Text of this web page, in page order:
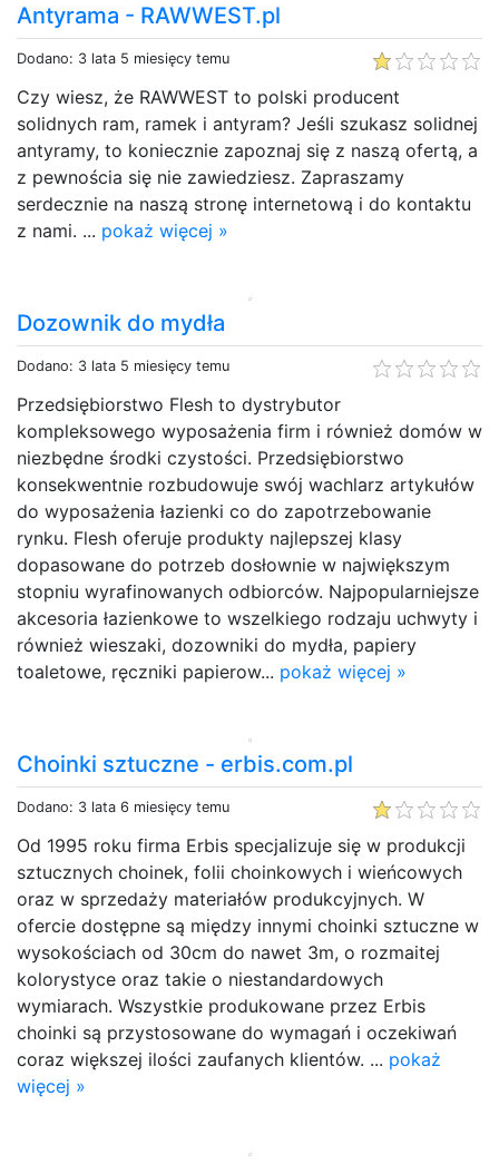
Antyrama - RAWWEST.pl
Dodano: 3 lata 5 miesięcy temu
Czy wiesz, że RAWWEST to polski producent
solidnych ram, ramek i antyram? Jeśli szukasz solidnej
antyramy, to koniecznie zapoznaj się z naszą ofertą, a
z pewnościa się nie zawiedziesz. Zapraszamy
serdecznie na naszą stronę internetową i do kontaktu
z nami. ... pokaż więcej »
Dozownik do mydła
Dodano: 3 lata 5 miesięcy temu
Przedsiębiorstwo Flesh to dystrybutor
kompleksowego wyposażenia firm i również domów w
niezbędne środki czystości. Przedsiębiorstwo
konsekwentnie rozbudowuje swój wachlarz artykułów
do wyposażenia łazienki co do zapotrzebowanie
rynku. Flesh oferuje produkty najlepszej klasy
dopasowane do potrzeb dosłownie w największym
stopniu wyrafinowanych odbiorców. Najpopularniejsze
akcesoria łazienkowe to wszelkiego rodzaju uchwyty i
również wieszaki, dozowniki do mydła, papiery
toaletowe, ręczniki papierow... pokaż więcej »
Choinki sztuczne - erbis.com.pl
Dodano: 3 lata 6 miesięcy temu
Od 1995 roku firma Erbis specjalizuje się w produkcji
sztucznych choinek, folii choinkowych i wieńcowych
oraz w sprzedaży materiałów produkcyjnych. W
ofercie dostępne są między innymi choinki sztuczne w
wysokościach od 30cm do nawet 3m, o rozmaitej
kolorystyce oraz takie o niestandardowych
wymiarach. Wszystkie produkowane przez Erbis
choinki są przystosowane do wymagań i oczekiwań
coraz większej ilości zaufanych klientów. ... pokaż
więcej »